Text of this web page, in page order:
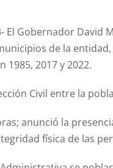
El Gobernador
de la
2017 y 2022.
Civil entre la
anunció la
física de las